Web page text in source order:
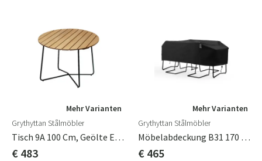
Mehr Varianten
Grythyttan Stålmöbler
Tisch 9A 100 Cm, Geölte Eiche / Grünes Gestell
€ 483
Mehr Varianten
Grythyttan Stålmöbler
Möbelabdeckung B31 170 Inkl. 4 Stühle L 172 Cm, B 115 Cm, H 55 Cm Grythyttan
€ 465